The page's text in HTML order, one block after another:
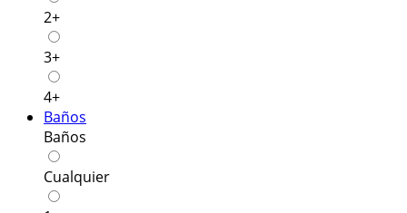
2+
3+
4+
Baños
Baños
Cualquier